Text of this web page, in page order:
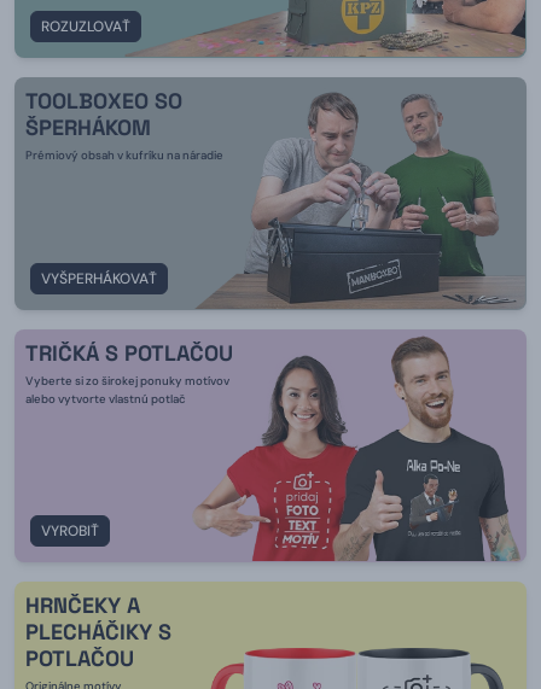
ROZUZLOVAŤ
TOOLBOXEO SO
ŠPERHÁKOM
Prémiový obsah v kufríku na náradie
VYŠPERHÁKOVAŤ
TRIČKÁ S POTLAČOU
Vyberte si zo širokej ponuky motívov
alebo vytvorte vlastnú potlač
VYROBIŤ
HRNČEKY A
PLECHÁČIKY S
POTLAČOU